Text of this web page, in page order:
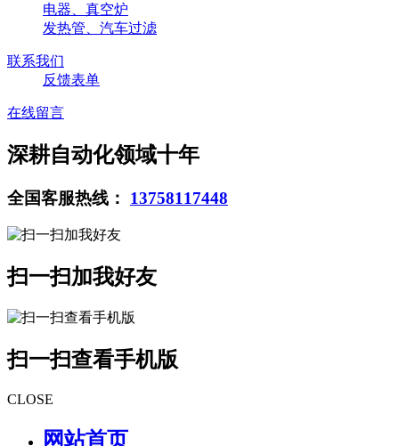
电器、真空炉
发热管、汽车过滤
联系我们
反馈表单
在线留言
深耕自动化领域十年
全国客服热线： 13758117448
扫一扫加我好友
扫一扫查看手机版
CLOSE
网站首页